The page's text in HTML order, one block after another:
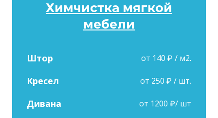
Химчистка мягкой
мебели
Штор от 140 ₽ / м2.
Кресел от 250 ₽ / шт.
Дивана от 1200 ₽/ шт